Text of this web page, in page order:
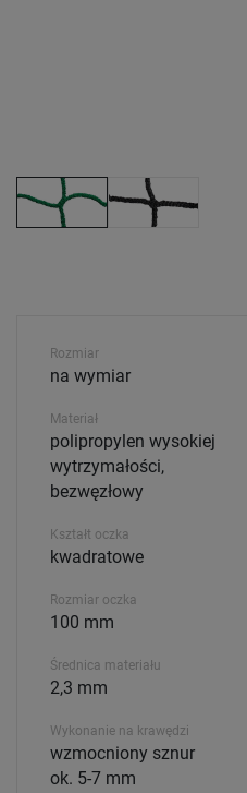
Rozmiar
na wymiar
Materiał
polipropylen wysokiej
wytrzymałości,
bezwęzłowy
Kształt oczka
kwadratowe
Rozmiar oczka
100 mm
Średnica materiału
2,3 mm
Wykonanie na krawędzi
wzmocniony sznur
ok. 5-7 mm